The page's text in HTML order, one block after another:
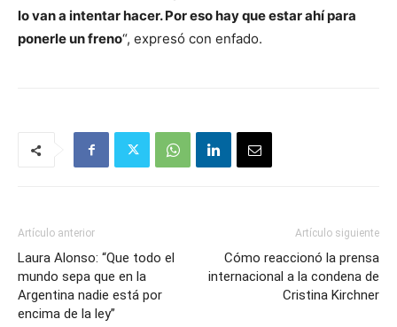
lo van a intentar hacer. Por eso hay que estar ahí para
ponerle un freno“, expresó con enfado.
Artículo anterior
Laura Alonso: “Que todo el
mundo sepa que en la
Argentina nadie está por
encima de la ley”
Artículo siguiente
Cómo reaccionó la prensa
internacional a la condena de
Cristina Kirchner